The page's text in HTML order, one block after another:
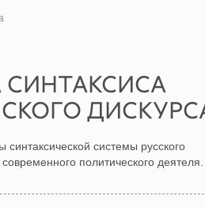
СИНТАКСИСА
системы русского
политического деятеля.